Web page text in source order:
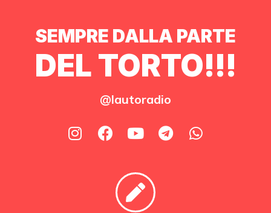
SEMPRE DALLA PARTE
DEL TORTO!!!
@lautoradio